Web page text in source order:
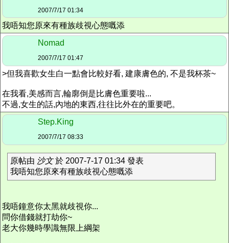
2007/7/17 01:34
我唔知您原來有種族歧視心態嘅添
Nomad
2007/7/17 01:47
>但我喜歡女生白一點會比較好看, 建康膚色的, 不是我杯茶~
在我看,美感而言,輪廓倒是比膚色重要啦...
不過,女生的話,內地的東西,往往比外在的重要吧。
Step.King
2007/7/17 08:33
原帖由 沙文於 2007-7-17 01:34 發表
我唔知您原來有種族歧視心態嘅添
我唔鐘意你太黑就歧視你...
問你借錢就打劫你~
老大你幾時學識無限上綱架